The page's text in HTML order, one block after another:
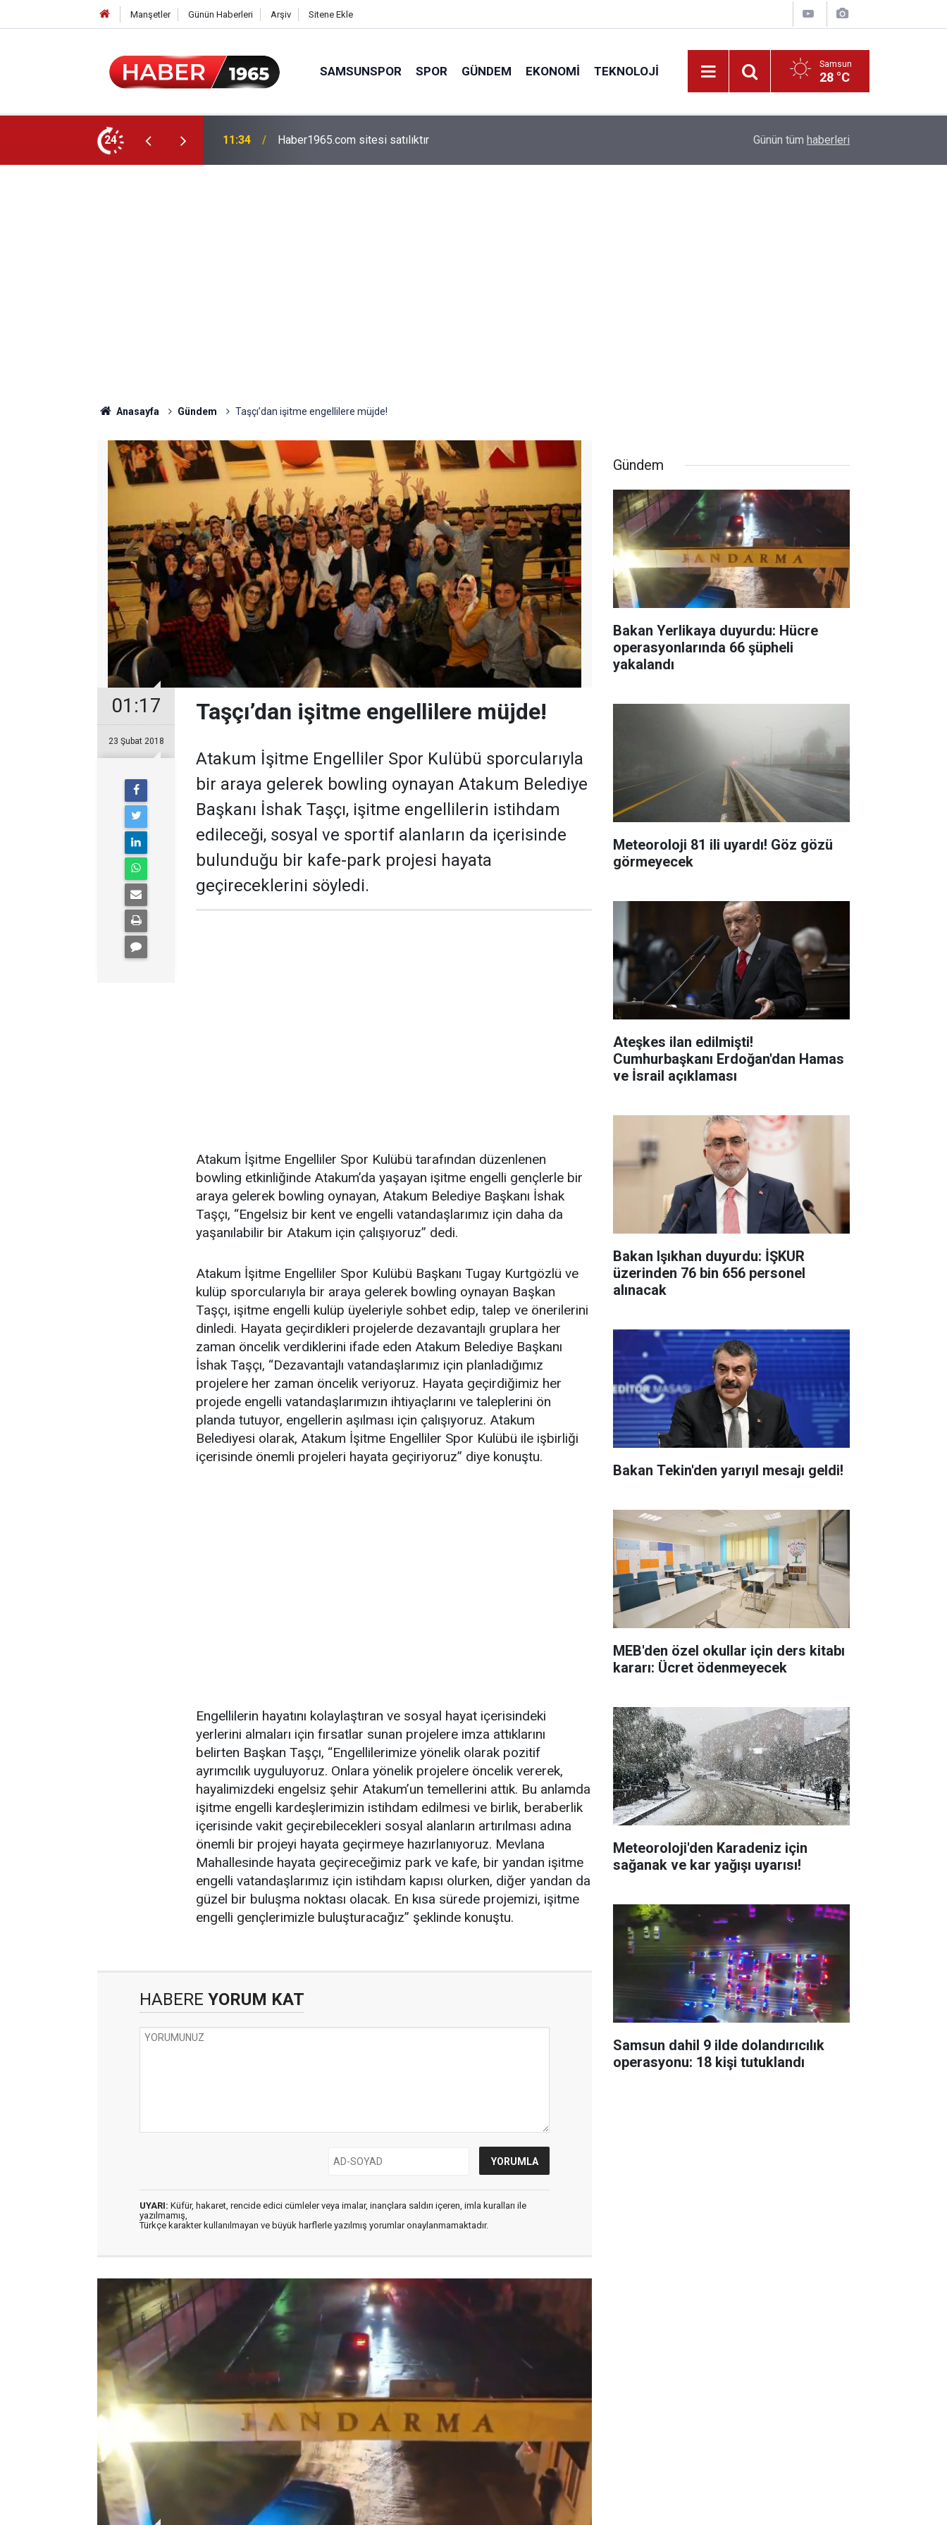
Manşetler Günün Haberleri Arşiv Sitene Ekle
SAMSUNSPOR SPOR GÜNDEM EKONOMI TEKNOLOJI Samsun
28 °C
24 15:52 Milyonlarca emekliyi ilgilendiriyor: Zamlı maaşlar hesaplarda Fahiş fiyatlar nedeniyle işletmelere 101 milyon
Günün tüm haberleri
Anasayfa Gündem Taşçı’dan işitme engellilere müjde!
01:17
23 Şubat 2018
Taşçı’dan işitme engellilere müjde!
Atakum İşitme Engelliler Spor Kulübü sporcularıyla
bir araya gelerek bowling oynayan Atakum Belediye
Başkanı İshak Taşçı, işitme engellilerin istihdam
edileceği, sosyal ve sportif alanların da içerisinde
bulunduğu bir kafe-park projesi hayata
geçireceklerini söyledi.
Atakum İşitme Engelliler Spor Kulübü tarafından düzenlenen
bowling etkinliğinde Atakum’da yaşayan işitme engelli gençlerle bir
araya gelerek bowling oynayan, Atakum Belediye Başkanı İshak
Taşçı, “Engelsiz bir kent ve engelli vatandaşlarımız için daha da
yaşanılabilir bir Atakum için çalışıyoruz” dedi.
Atakum İşitme Engelliler Spor Kulübü Başkanı Tugay Kurtgözlü ve
kulüp sporcularıyla bir araya gelerek bowling oynayan Başkan
Taşçı, işitme engelli kulüp üyeleriyle sohbet edip, talep ve önerilerini
dinledi. Hayata geçirdikleri projelerde dezavantajlı gruplara her
zaman öncelik verdiklerini ifade eden Atakum Belediye Başkanı
İshak Taşçı, “Dezavantajlı vatandaşlarımız için planladığımız
projelere her zaman öncelik veriyoruz. Hayata geçirdiğimiz her
projede engelli vatandaşlarımızın ihtiyaçlarını ve taleplerini ön
planda tutuyor, engellerin aşılması için çalışıyoruz. Atakum
Belediyesi olarak, Atakum İşitme Engelliler Spor Kulübü ile işbirliği
içerisinde önemli projeleri hayata geçiriyoruz” diye konuştu.
Engellilerin hayatını kolaylaştıran ve sosyal hayat içerisindeki
yerlerini almaları için fırsatlar sunan projelere imza attıklarını
belirten Başkan Taşçı, “Engellilerimize yönelik olarak pozitif
ayrımcılık uyguluyoruz. Onlara yönelik projelere öncelik vererek,
hayalimizdeki engelsiz şehir Atakum’un temellerini attık. Bu anlamda
işitme engelli kardeşlerimizin istihdam edilmesi ve birlik, beraberlik
içerisinde vakit geçirebilecekleri sosyal alanların artırılması adına
önemli bir projeyi hayata geçirmeye hazırlanıyoruz. Mevlana
Mahallesinde hayata geçireceğimiz park ve kafe, bir yandan işitme
engelli vatandaşlarımız için istihdam kapısı olurken, diğer yandan da
güzel bir buluşma noktası olacak. En kısa sürede projemizi, işitme
engelli gençlerimizle buluşturacağız” şeklinde konuştu.
HABERE YORUM KAT
UYARI: Küfür, hakaret, rencide edici cümleler veya imalar, inançlara saldırı içeren, imla kuralları ile
yazılmamış,
Türkçe karakter kullanılmayan ve büyük harflerle yazılmış yorumlar onaylanmamaktadır.
Gündem
Bakan Yerlikaya duyurdu: Hücre
operasyonlarında 66 şüpheli
yakalandı
Meteoroloji 81 ili uyardı! Göz gözü
görmeyecek
Ateşkes ilan edilmişti!
Cumhurbaşkanı Erdoğan'dan Hamas
ve İsrail açıklaması
Bakan Işıkhan duyurdu: İŞKUR
üzerinden 76 bin 656 personel
alınacak
Bakan Tekin'den yarıyıl mesajı geldi!
MEB'den özel okullar için ders kitabı
kararı: Ücret ödenmeyecek
Meteoroloji'den Karadeniz için
sağanak ve kar yağışı uyarısı!
Samsun dahil 9 ilde dolandırıcılık
operasyonu: 18 kişi tutuklandı